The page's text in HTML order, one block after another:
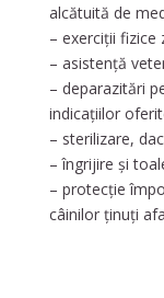
alcătuită de
– exerciții fizice
– asistență
– deparazitări
indicațiilor
– sterilizare,
– îngrijire și
– protecție
câinilor ținuți